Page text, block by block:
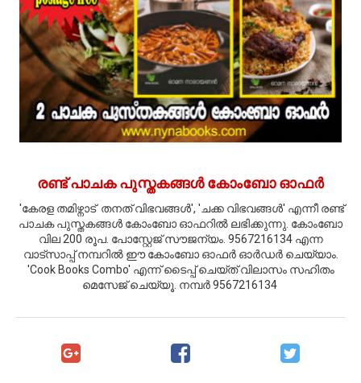
രണ്ട് പാചക പുസ്തകങ്ങള്‍ കോംബോ ഓഫര്‍
'കേരള തമിഴ്നാട് തനത് വിഭവങ്ങള്‍', 'ചക്ക വിഭവങ്ങള്‍' എന്നീ രണ്ട്
പാചക പുസ്തകങ്ങള്‍ കോംബോ ഓഫറില്‍ ലഭിക്കുന്നു. കോംബോ
വില 200 രൂപ. പോസ്റ്റേജ് സൗജന്യം. 9567216134 എന്ന
വാട്സാപ്പ് നമ്പറില്‍ ഈ കോംബോ ഓഫര്‍ ഓര്‍ഡര്‍ ചെയ്യാം.
'Cook Books Combo' എന്ന് ടൈപ്പ് ചെയ്ത് വിലാസം സഹിതം
മെസേജ് ചെയ്യൂ. നമ്പര്‍ 9567216134